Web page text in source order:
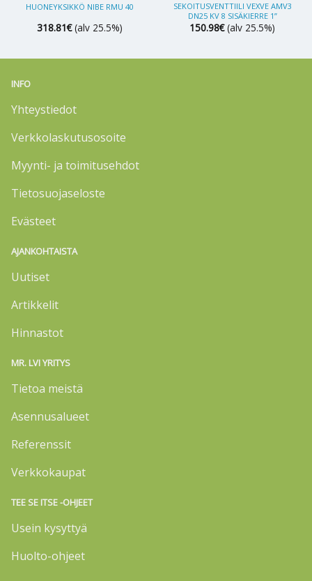
HUONEYKSIKKÖ NIBE RMU 40
318.81€ (alv 25.5%)
SEKOITUSVENTTIILI VEXVE AMV3
DN25 KV 8 SISÄKIERRE 1”
150.98€ (alv 25.5%)
INFO
Yhteystiedot
Verkkolaskutusosoite
Myynti- ja toimitusehdot
Tietosuojaseloste
Evästeet
AJANKOHTAISTA
Uutiset
Artikkelit
Hinnastot
MR. LVI YRITYS
Tietoa meistä
Asennusalueet
Referenssit
Verkkokaupat
TEE SE ITSE -OHJEET
Usein kysyttyä
Huolto-ohjeet